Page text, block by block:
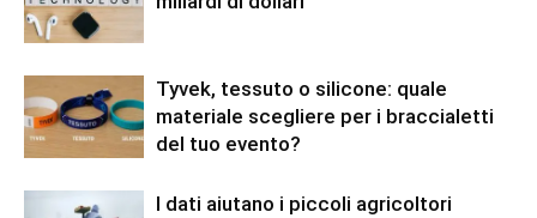
Tyvek, tessuto o silicone: quale
materiale scegliere per i braccialetti
del tuo evento?
I dati aiutano i piccoli agricoltori